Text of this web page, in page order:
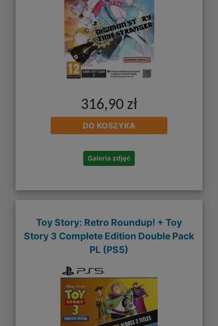
316,90 zł
DO KOSZYKA
Galeria zdjęć
Toy Story: Retro Roundup! + Toy
Story 3 Complete Edition Double Pack
PL (PS5)